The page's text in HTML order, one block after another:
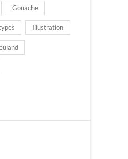
Gouache
Illustration